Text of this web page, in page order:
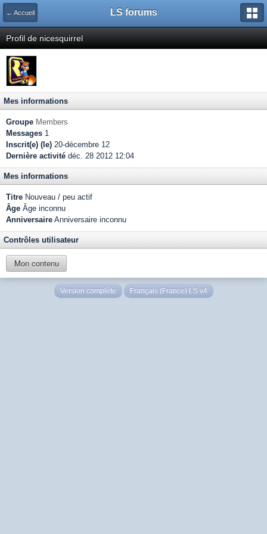
← Accueil LS forums
Profil de nicesquirrel
Mes informations
Groupe Members
Messages 1
Inscrit(e) (le) 20-décembre 12
Dernière activité déc. 28 2012 12:04
Mes informations
Titre Nouveau / peu actif
Âge Âge inconnu
Anniversaire Anniversaire inconnu
Contrôles utilisateur
Mon contenu
Version complète Français (France) LS v4